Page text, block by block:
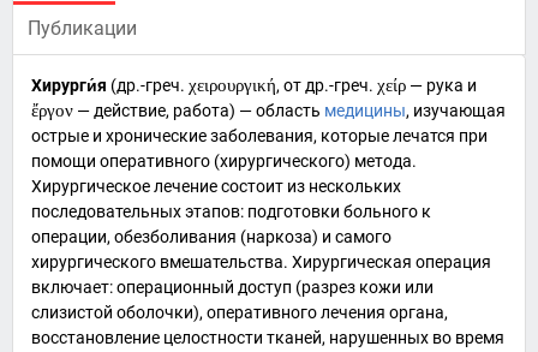
Публикации
Хирурги́я (др.-греч. χειρουργική, от др.-греч. χείρ — рука и
ἔργον — действие, работа) — область медицины, изучающая
острые и хроническиезаболевания, которые лечатся при
помощи оперативного (хирургического) метода.
Хирургическое лечение состоит из нескольких
последовательных этапов: подготовки больного к
операции, обезболивания (наркоза) и самого
хирургического вмешательства. Хирургическая операция
включает:операционный доступ (разрез кожи или
слизистой оболочки), оперативного лечения органа,
восстановление целостности тканей, нарушенных во время